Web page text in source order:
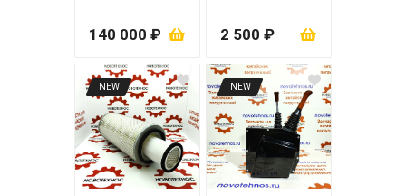
140 000 ₽ 2 500 ₽
NEW NEW